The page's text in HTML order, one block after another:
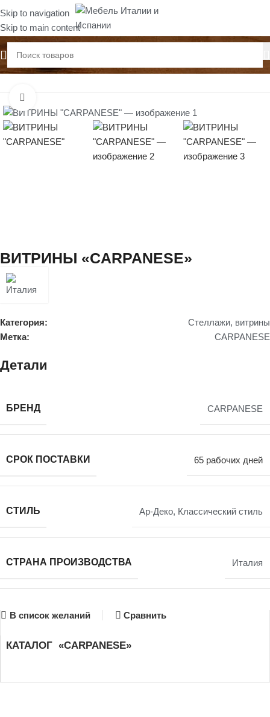
Skip to navigation
Skip to main content
Главная Стеллажи, витрины
ВИТРИНЫ «CARPANESE»
Категория:
Стеллажи, витрины
Метка:
CARPANESE
Детали
БРЕНД CARPANESE
СРОК ПОСТАВКИ 65 рабочих дней
СТИЛЬ Ар-Деко, Классический стиль
СТРАНА ПРОИЗВОДСТВА Италия
В список желаний Сравнить
КАТАЛОГ «CARPANESE»